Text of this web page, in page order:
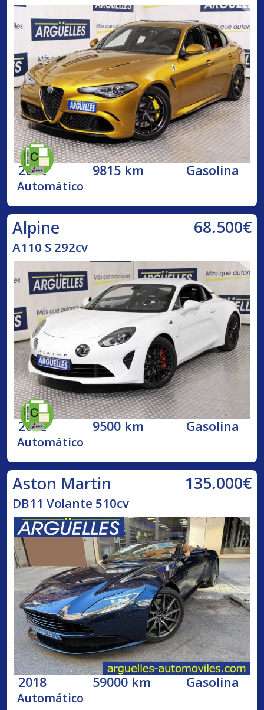
2022 9815 km Gasolina
Automático
Alpine 68.500€
A110 S 292cv
2022 9500 km Gasolina
Automático
Aston Martin 135.000€
DB11 Volante 510cv
2018 59000 km Gasolina
Automático